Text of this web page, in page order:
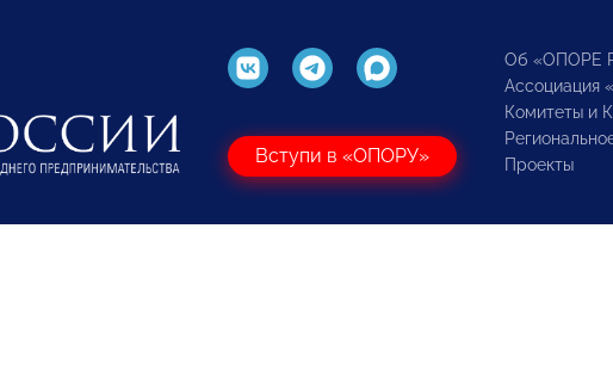
Вступи в «ОПОРУ»
Об «ОПОРЕ
Ассоциация
Комитеты и
Проекты